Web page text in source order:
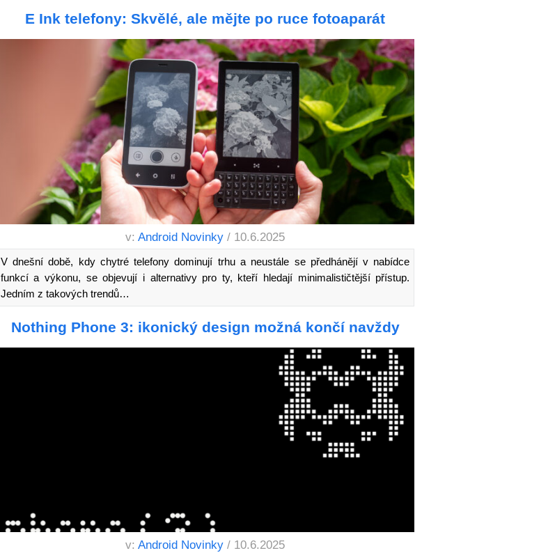
E Ink telefony: Skvělé, ale mějte po ruce fotoaparát
v:Android Novinky / 10.6.2025
V dnešní době, kdy chytré telefony dominují trhu a neustále se předhánějí v nabídce
funkcí a výkonu, se objevují i alternativy pro ty, kteří hledají minimalističtější přístup.
Jedním z takových trendů…
Nothing Phone 3: ikonický design možná končí navždy
v:Android Novinky / 10.6.2025